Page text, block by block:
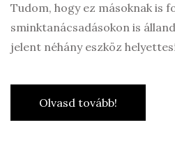
Tudom, hogy ez másoknak is
sminktanácsadásokon is
jelent néhány eszköz
Olvasd tovább!